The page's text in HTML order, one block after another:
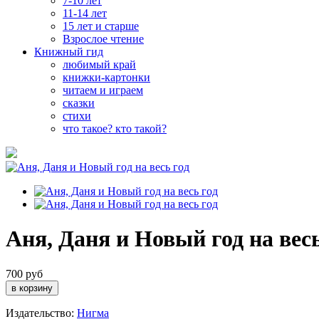
11-14 лет
15 лет и старше
Взрослое чтение
Книжный гид
любимый край
книжки-картонки
читаем и играем
сказки
стихи
что такое? кто такой?
Аня, Даня и Новый год на
700 руб
Издательство: Нигма